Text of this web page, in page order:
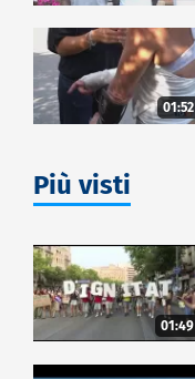
01:52
Più visti
01:49